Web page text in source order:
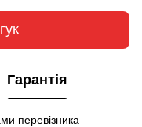
Гарантія
перевізника